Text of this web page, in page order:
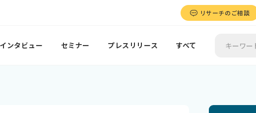
リサーチのご相談
インタビュー セミナー プレスリリース すべて